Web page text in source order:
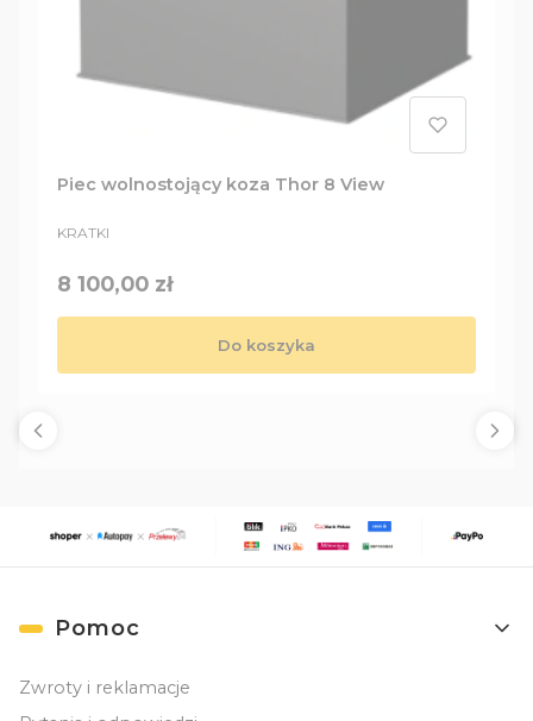
Piec wolnostojący koza Thor 8 View
PRODUCENT
KRATKI
Cena
8 100,00 zł
Do koszyka
Linki w stopce
Pomoc
Zwroty i reklamacje